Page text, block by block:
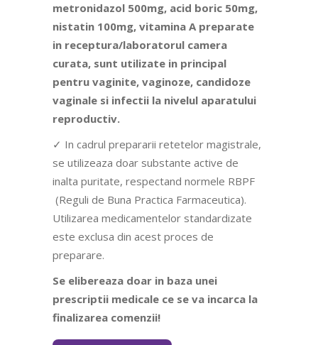
metronidazol 500mg, acid boric 50mg,
nistatin 100mg, vitamina A preparate
in receptura/laboratorul camera
curata, sunt utilizate in principal
pentru vaginite, vaginoze, candidoze
vaginale si infectii la nivelul aparatului
reproductiv.
✓ In cadrul prepararii retetelor magistrale,
se utilizeaza doar substante active de
inalta puritate, respectand normele RBPF
(Reguli de Buna Practica Farmaceutica).
Utilizarea medicamentelor standardizate
este exclusa din acest proces de
preparare.
Se elibereaza doar in baza unei
prescriptii medicale ce se va incarca la
finalizarea comenzii!